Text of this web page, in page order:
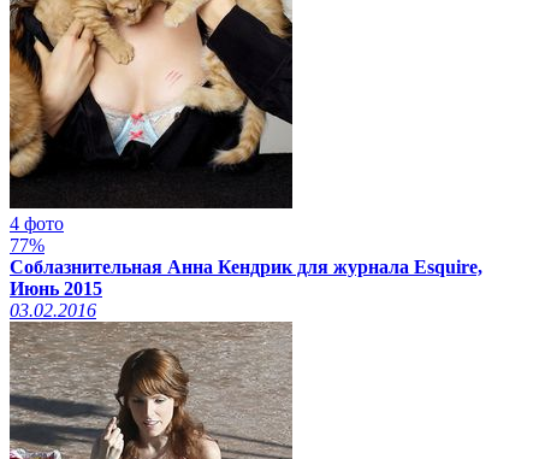
4 фото
77%
Соблазнительная Анна Кендрик для журнала Esquire,
Июнь 2015
03.02.2016